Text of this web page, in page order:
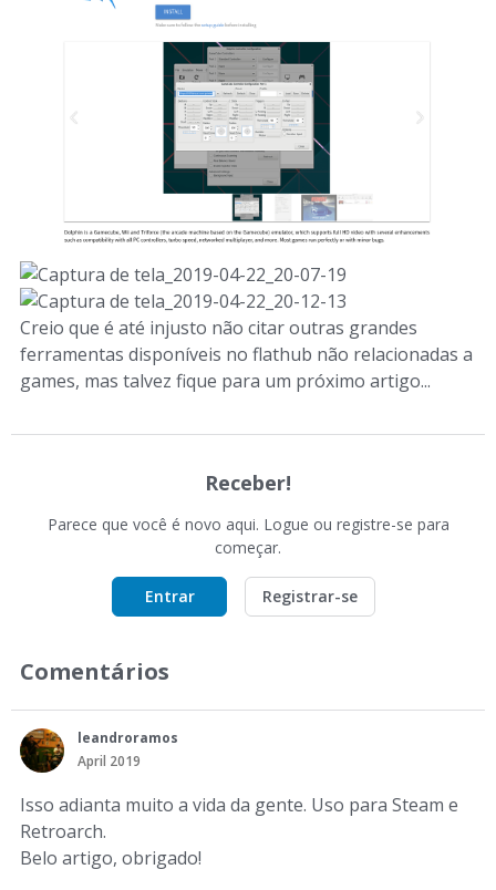
Creio que é até injusto não citar outras grandes
ferramentas disponíveis no flathub não relacionadas a
games, mas talvez fique para um próximo artigo...
Receber!
Parece que você é novo aqui. Logue ou registre-se para
começar.
Entrar Registrar-se
Comentários
leandroramos
April 2019
Isso adianta muito a vida da gente. Uso para Steam e
Retroarch.
Belo artigo, obrigado!